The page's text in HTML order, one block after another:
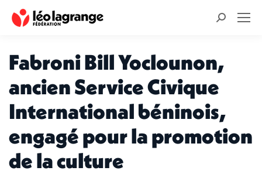
Recherche
Fabroni Bill Yoclounon,
ancien Service Civique
International béninois,
engagé pour la promotion
de la culture